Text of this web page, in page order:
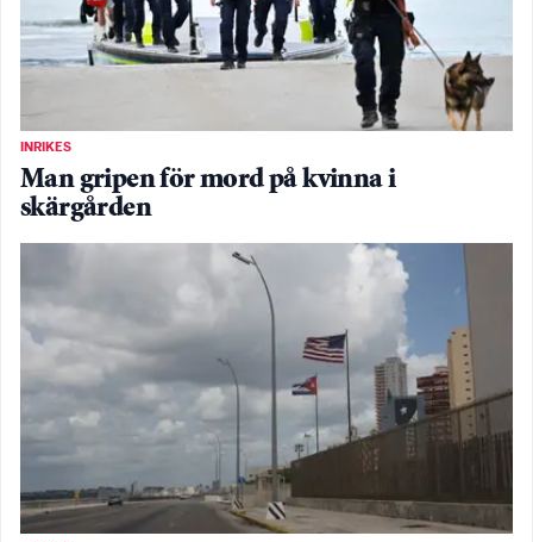
INRIKES
Man gripen för mord på kvinna i
skärgården